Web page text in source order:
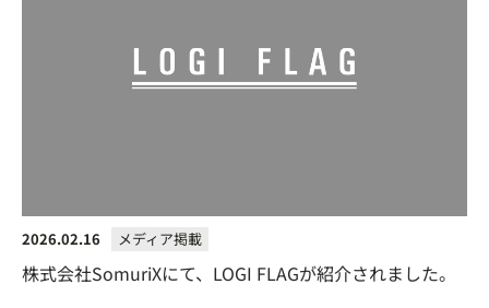
2026.02.16 メディア掲載
株式会社SomuriXにて、LOGI FLAGが紹介されました。